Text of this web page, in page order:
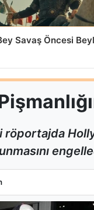
Savaş Öncesi
röportajda
Pişmanlığını İtiraf Etti